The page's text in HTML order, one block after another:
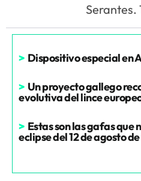
Serantes.
> Dispositivo especial en
> Un proyecto gallego
evolutiva del lince
> Estas son las gafas que
eclipse del 12 de agosto